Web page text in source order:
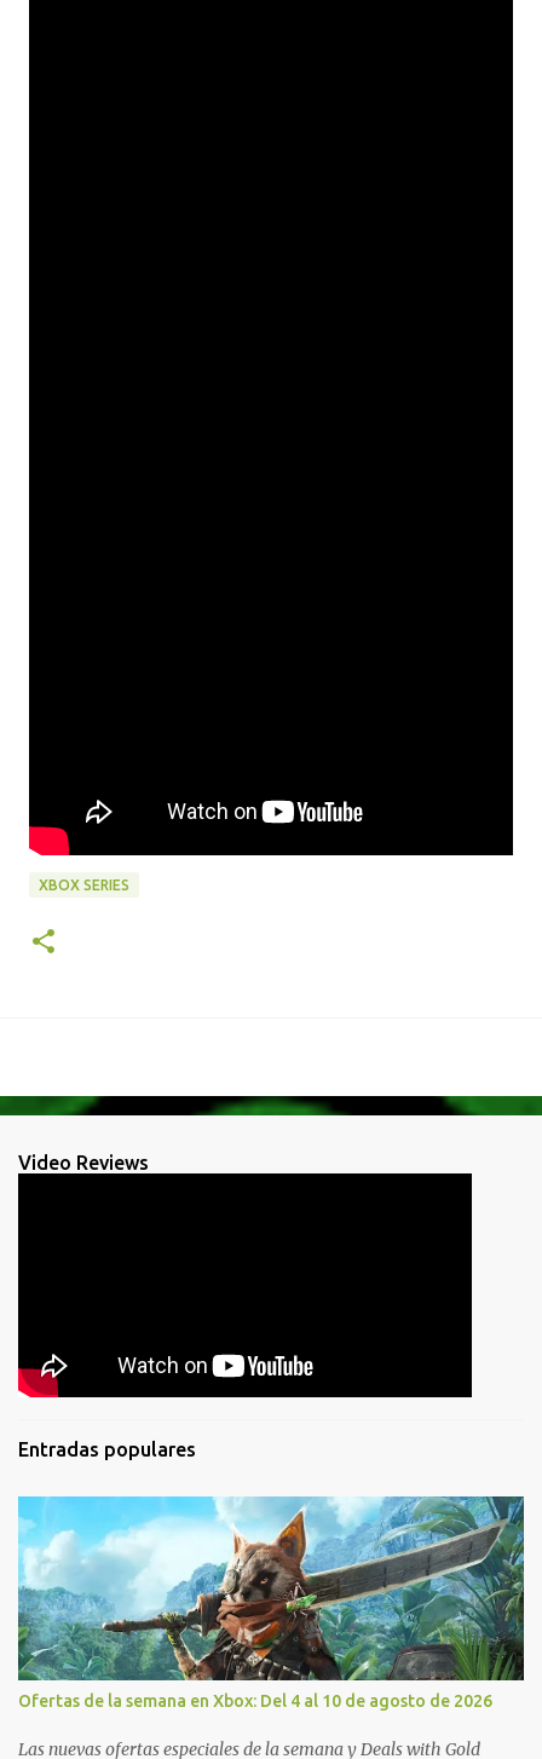
XBOX SERIES
Video Reviews
Entradas populares
Ofertas de la semana en Xbox: Del 4 al 10 de agosto de 2026
Las nuevas ofertas especiales de la semana y Deals with Gold